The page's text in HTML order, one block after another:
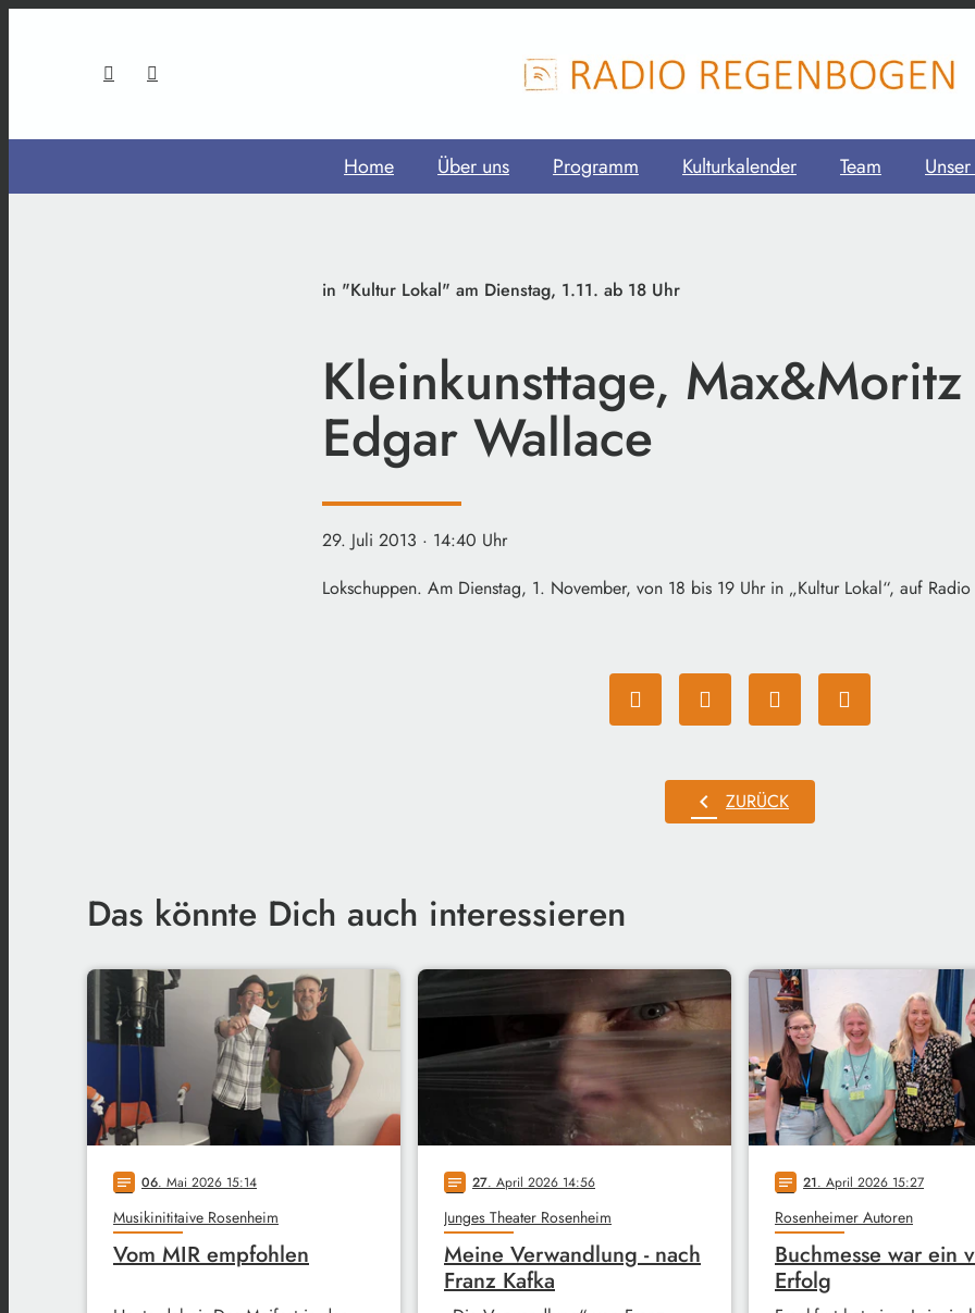
Home Über uns Programm Kulturkalender Team
in "Kultur Lokal" am Dienstag, 1.11. ab 18 Uhr
Kleinkunsttage,
Edgar Wallace
29. Juli 2013 · 14:40 Uhr
Lokschuppen. Am Dienstag, 1. November, von 18 bis 19 Uhr in „Kultur Lokal“, auf
chevron_left ZURÜCK
Das könnte Dich auch interessieren
notes 06. Mai 2026 15:14
Musikinititaive Rosenheim
Vom MIR empfohlen
notes 27. April 2026 14:56
Junges Theater Rosenheim
Meine Verwandlung - nach
Franz Kafka
notes 21. April 2026 15:27
Rosenheimer Autoren
Buchmesse war ein
Erfolg